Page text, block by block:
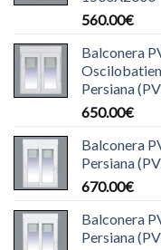
560.00€
Balconera
Persiana
650.00€
Balconera
Persiana
670.00€
Balconera
Persiana